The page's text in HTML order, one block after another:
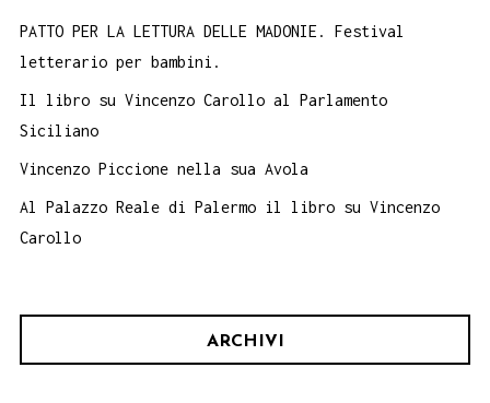
PATTO PER LA LETTURA DELLE MADONIE. Festival
letterario per bambini.
Il libro su Vincenzo Carollo al Parlamento
Siciliano
Vincenzo Piccione nella sua Avola
Al Palazzo Reale di Palermo il libro su Vincenzo
Carollo
ARCHIVI